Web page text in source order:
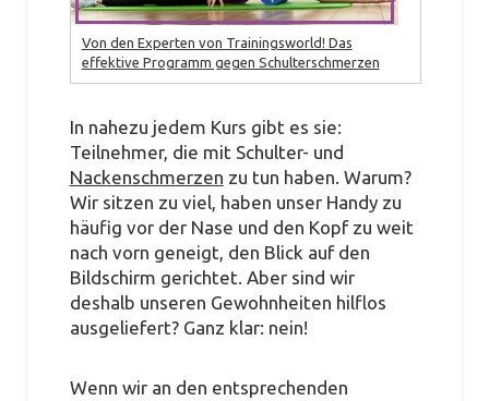
Von den Experten von Trainingsworld! Das
effektive Programm gegen Schulterschmerzen
In nahezu jedem Kurs gibt es sie:
Teilnehmer, die mit Schulter- und
Nackenschmerzen zu tun haben. Warum?
Wir sitzen zu viel, haben unser Handy zu
häufig vor der Nase und den Kopf zu weit
nach vorn geneigt, den Blick auf den
Bildschirm gerichtet. Aber sind wir
deshalb unseren Gewohnheiten hilflos
ausgeliefert? Ganz klar: nein!
Wenn wir an den entsprechenden